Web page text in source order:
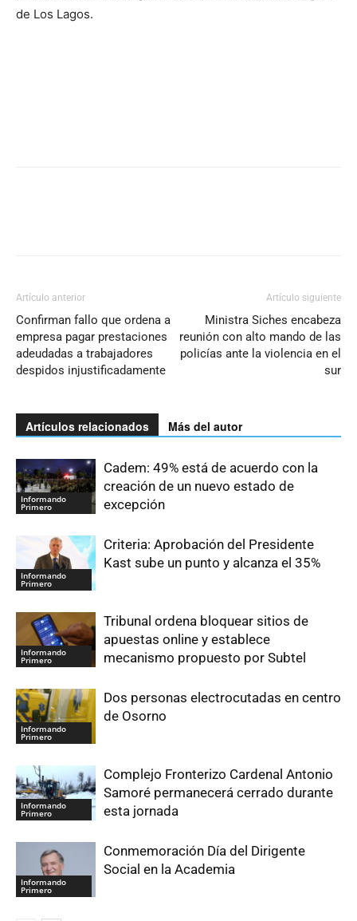
de Los Lagos.
Artículo anterior
Confirman fallo que ordena a
empresa pagar prestaciones
adeudadas a trabajadores
despidos injustificadamente
Artículo siguiente
Ministra Siches encabeza
reunión con alto mando de las
policías ante la violencia en el
sur
Artículos relacionados Más del autor
Informando
Primero
Cadem: 49% está de acuerdo con la
creación de un nuevo estado de
excepción
Informando
Primero
Criteria: Aprobación del Presidente
Kast sube un punto y alcanza el 35%
Informando
Primero
Tribunal ordena bloquear sitios de
apuestas online y establece
mecanismo propuesto por Subtel
Informando
Primero
Dos personas electrocutadas en centro
de Osorno
Informando
Primero
Complejo Fronterizo Cardenal Antonio
Samoré permanecerá cerrado durante
esta jornada
Informando
Primero
Conmemoración Día del Dirigente
Social en la Academia